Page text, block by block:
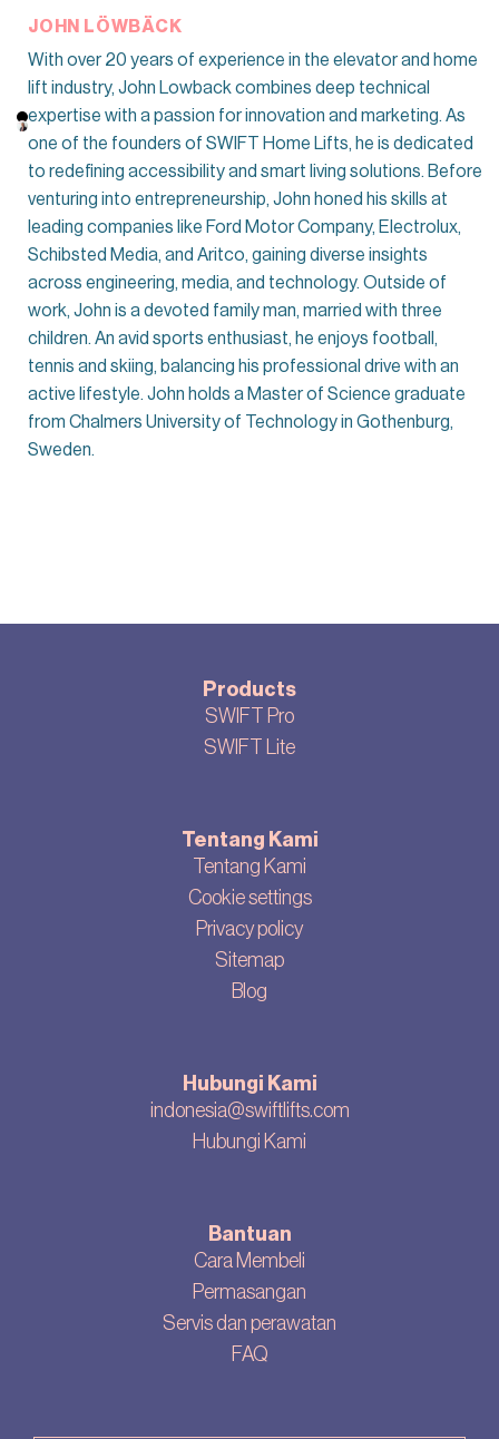
JOHN LÖWBÄCK
With over 20 years of experience in the elevator and home
lift industry, John Lowback combines deep technical
expertise with a passion for innovation and marketing. As
one of the founders of SWIFT Home Lifts, he is dedicated
to redefining accessibility and smart living solutions. Before
venturing into entrepreneurship, John honed his skills at
leading companies like Ford Motor Company, Electrolux,
Schibsted Media, and Aritco, gaining diverse insights
across engineering, media, and technology. Outside of
work, John is a devoted family man, married with three
children. An avid sports enthusiast, he enjoys football,
tennis and skiing, balancing his professional drive with an
active lifestyle. John holds a Master of Science graduate
from Chalmers University of Technology in Gothenburg,
Sweden.
Products
SWIFT Pro
SWIFT Lite
Tentang Kami
Tentang Kami
Cookie settings
Privacy policy
Sitemap
Blog
Hubungi Kami
indonesia@swiftlifts.com
Hubungi Kami
Bantuan
Cara Membeli
Permasangan
Servis dan perawatan
FAQ